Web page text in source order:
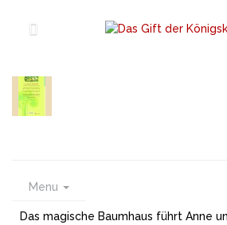
Menu
Das magische Baumhaus führt Anne